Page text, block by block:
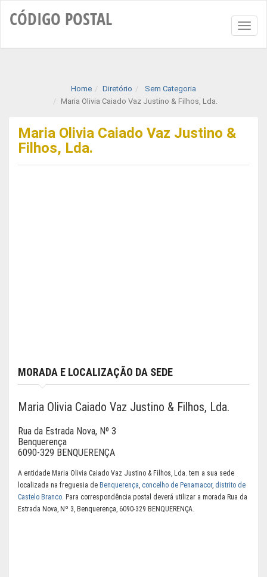
CÓDIGO POSTAL
Home Diretório
Sem Categoria
Maria Olivia Caiado Vaz Justino & Filhos, Lda.
Maria Olivia Caiado Vaz Justino &
Filhos, Lda.
MORADA E LOCALIZAÇÃO DA SEDE
Maria Olivia Caiado Vaz Justino & Filhos, Lda.
Rua da Estrada Nova, Nº 3
Benquerença
6090-329 BENQUERENÇA
A entidade Maria Olivia Caiado Vaz Justino & Filhos, Lda. tem a sua sede
localizada na freguesia de Benquerença, concelho de Penamacor, distrito de
Castelo Branco. Para correspondência postal deverá utilizar a morada Rua da
Estrada Nova, Nº 3, Benquerença, 6090-329 BENQUERENÇA.